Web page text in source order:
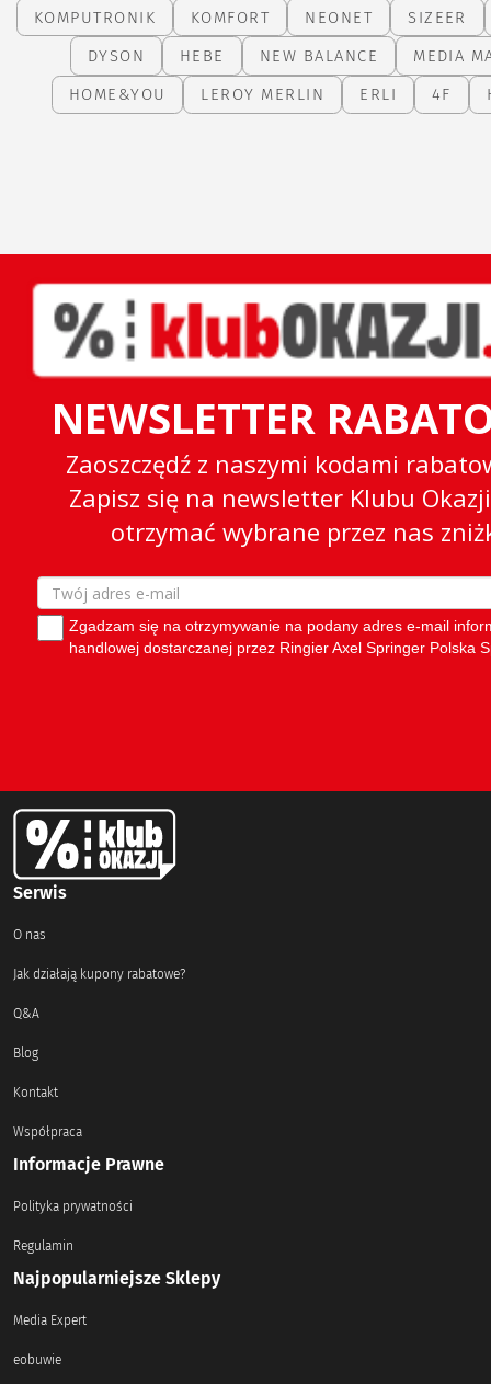
KOMPUTRONIK
KOMFORT NEONET
SIZEER
DYSON
HEBE NEW BALANCE
MEDIA
HOME&YOU
LEROY MERLIN ERLI 4F
Serwis
O nas
Jak działają kupony rabatowe?
Q&A
Blog
Kontakt
Współpraca
Informacje Prawne
Polityka prywatności
Regulamin
Najpopularniejsze Sklepy
Media Expert
eobuwie